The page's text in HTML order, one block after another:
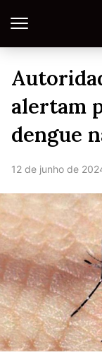
alertam
dengue
12 de junho de